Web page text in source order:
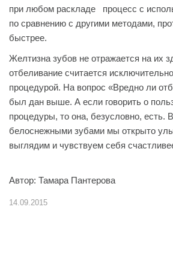
при любом раскладе процесс с
по сравнению с другими методами,
быстрее.
Желтизна зубов не отражается на их
отбеливание считается
процедурой. На вопрос «Вредно ли
был дан выше. А если говорить о
процедуры, то она, безусловно, есть.
белоснежными зубами мы открыто
выглядим и чувствуем себя
Автор: Тамара Пантерова
14.09.2015